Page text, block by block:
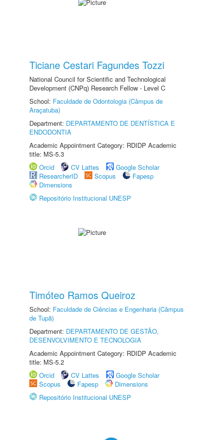
Ticiane Cestari Fagundes Tozzi
National Council for Scientific and Technological
Development (CNPq) Research Fellow - Level C
School: Faculdade de Odontologia (Câmpus de
Araçatuba)
Department: DEPARTAMENTO DE DENTÍSTICA E
ENDODONTIA
Academic Appointment Category: RDIDP Academic
title: MS-5.3
Orcid
CV Lattes
Google Scholar
ResearcherID
Scopus
Fapesp
Dimensions
Repositório Institucional UNESP
Timóteo Ramos Queiroz
School: Faculdade de Ciências e Engenharia (Câmpus
de Tupã)
Department: DEPARTAMENTO DE GESTÃO,
DESENVOLVIMENTO E TECNOLOGIA
Academic Appointment Category: RDIDP Academic
title: MS-5.2
Orcid
CV Lattes
Google Scholar
Scopus
Fapesp
Dimensions
Repositório Institucional UNESP